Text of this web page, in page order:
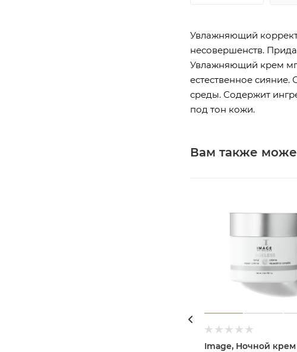
Увлажняющий
несовершенств.
Увлажняющий крем
естественное
среды. Содержит
под тон кожи.
Вам также
Image, Ночной крем